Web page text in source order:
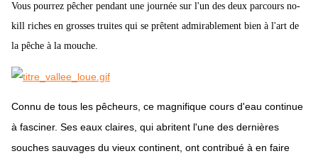
Vous pourrez pêcher pendant une journée sur l'un des deux parcours no-
kill riches en grosses truites qui se prêtent admirablement bien à l'art de
la pêche à la mouche.
Connu de tous les pêcheurs, ce magnifique cours d'eau continue
à fasciner. Ses eaux claires, qui abritent l'une des dernières
souches sauvages du vieux continent, ont contribué à en faire